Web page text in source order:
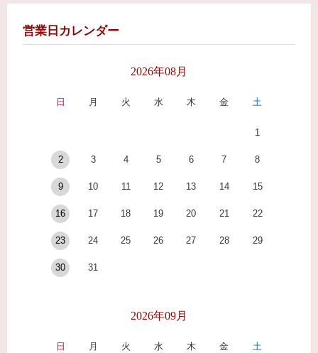
営業日カレンダー
2026年08月
日 月 火 水 木 金 土
1
2 3 4 5 6 7 8
9 10 11 12 13 14 15
16 17 18 19 20 21 22
23 24 25 26 27 28 29
30 31
2026年09月
日 月 火 水 木 金 土